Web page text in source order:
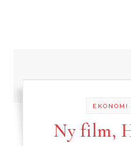
EKONOMI
Ny film,